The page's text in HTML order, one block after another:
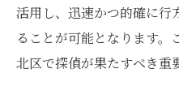
活用し、迅速かつ的確に行
ることが可能となります。
北区で探偵が果たすべき重